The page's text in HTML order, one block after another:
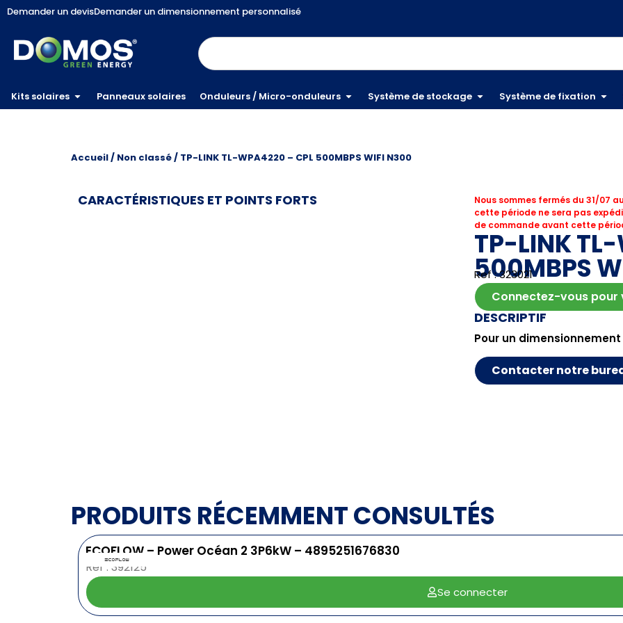
Demander un devisDemander un dimensionnement personnalisé
Kits solaires Panneaux solaires Onduleurs / Micro-onduleurs Système de stockage Système de fixation
Accueil/ Non classé/ TP-LINK TL-WPA4220 – CPL 500MBPS WIFI N300
CARACTÉRISTIQUES ET POINTS FORTS
Nous sommes fermés du 31/07
cette période ne sera pas
de commande avant cette
TP-LINK
500MBPS
Ref : 323021
Connectez-vous pour
DESCRIPTIF
Pour un
Contacter notre
PRODUITS RÉCEMMENT CONSULTÉS
ECOFLOW – Power Océan 2 3P6kW – 4895251676830
Ref : 392125
Se connecter